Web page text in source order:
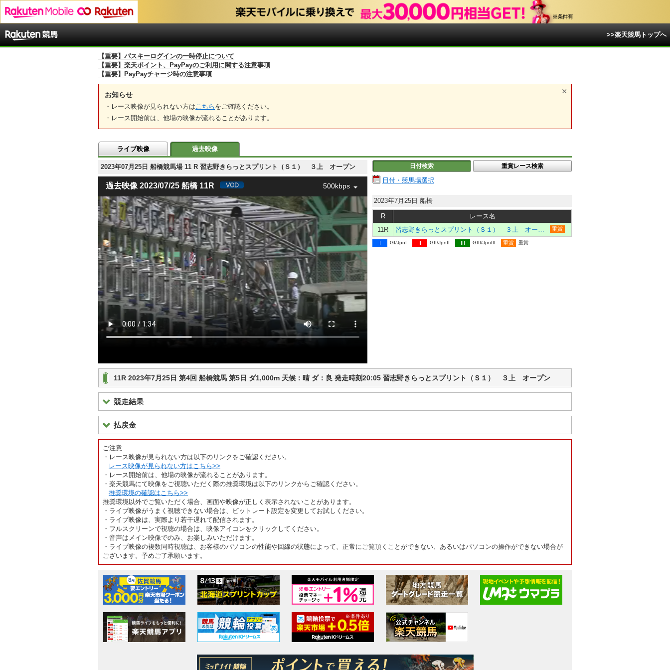
>>楽天競馬トップへ
【重要】パスキーログインの一時停止について
【重要】楽天ポイント、PayPayのご利用に関する注意事項
【重要】PayPayチャージ時の注意事項
お知らせ
・レース映像が見られない方は こちら をご確認ください。
・レース開始前は、他場の映像が流れることがあります。
ライブ映像 過去映像
2023年07月25日 船橋競馬場 11 R 習志野きらっとスプリント（Ｓ１） ３上 オープン
過去映像 2023/07/25 船橋 11R 500kbps
日付検索 重賞レース検索
日付・競馬場選択
2023年7月25日 船橋
R
レース名
11R
重賞
I GI/JpnI II GII/JpnII III GIII/JpnIII 重賞 重賞
11R 2023年7月25日 第4回 船橋競馬 第5日 ダ1,000m 天候：晴 ダ：良 発走時刻20:05 習志野きらっとスプリント（Ｓ１） ３上 オープン
競走結果
払戻金
ご注意
・レース映像が見られない方は以下のリンクをご確認ください。
レース映像が見られない方はこちら>>
・レース開始前は、他場の映像が流れることがあります。
・楽天競馬にて映像をご視聴いただく際の推奨環境は以下のリンクからご確認ください。
推奨環境の確認はこちら>>
推奨環境以外でご覧いただく場合、画面や映像が正しく表示されないことがあります。
・ライブ映像がうまく視聴できない場合は、ビットレート設定を変更してお試しください。
・ライブ映像は、実際より若干遅れて配信されます。
・フルスクリーンで視聴の場合は、映像アイコンをクリックしてください。
・音声はメイン映像でのみ、お楽しみいただけます。
・ライブ映像の複数同時視聴は、お客様のパソコンの性能や回線の状態によって、正常にご覧頂くことができない、あるいはパソコンの操作ができない場合が
ございます。予めご了承願います。